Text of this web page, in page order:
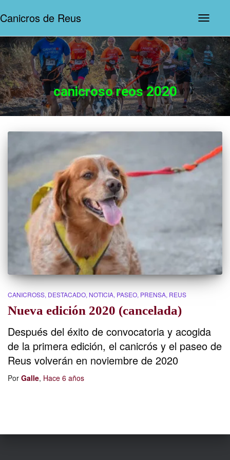
Canicros de Reus
de
palanca
canicroso reos 2020
CANICROSS DESTACADO NOTICIA PASEO PRENSA REUS
Nueva edición 2020 (cancelada)
Después del éxito de convocatoria y acogida
de la primera edición, el canicrós y el paseo de
Reus volverán en noviembre de 2020
Por Galle, Hace 6 años